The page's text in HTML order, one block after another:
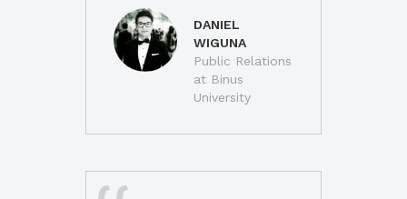
DANIEL
WIGUNA
Public Relations
at Binus
University